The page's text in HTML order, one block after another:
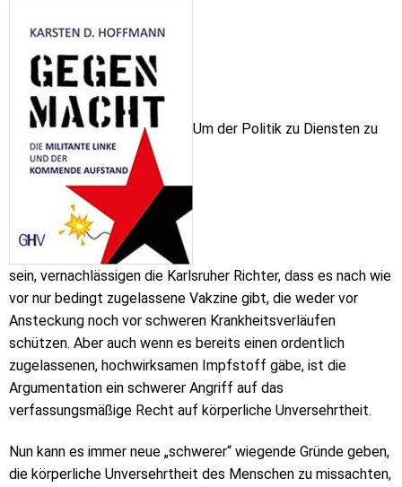
Um der Politik zu Diensten zu
sein, vernachlässigen die Karlsruher Richter, dass es nach wie
vor nur bedingt zugelassene Vakzine gibt, die weder vor
Ansteckung noch vor schweren Krankheitsverläufen
schützen. Aber auch wenn es bereits einen ordentlich
zugelassenen, hochwirksamen Impfstoff gäbe, ist die
Argumentation ein schwerer Angriff auf das
verfassungsmäßige Recht auf körperliche Unversehrtheit.
Nun kann es immer neue „schwerer“ wiegende Gründe geben,
die körperliche Unversehrtheit des Menschen zu missachten,